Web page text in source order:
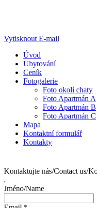
Vytisknout E-mail
Úvod
Ubytování
Ceník
Fotogalerie
Foto okolí chaty
Foto Apartmán A
Foto Apartmán B
Foto Apartmán C
Mapa
Kontaktní formulář
Kontakty
Kontaktujte nás/Contact us/
.
Jméno/Name